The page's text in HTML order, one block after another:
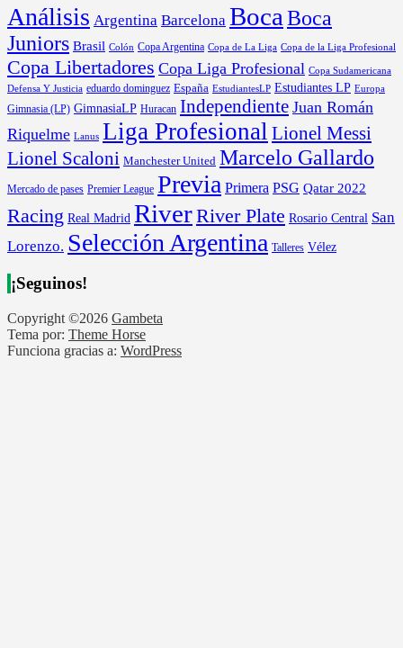
Análisis Argentina Barcelona Boca Boca
Juniors Brasil Colón Copa Argentina Copa de La Liga Copa de la Liga Profesional
Copa Libertadores Copa Liga Profesional Copa Sudamericana
Defensa Y Justicia eduardo dominguez España EstudiantesLP Estudiantes LP Europa
Gimnasia (LP) GimnasiaLP Huracan Independiente Juan Román
Riquelme Lanus Liga Profesional Lionel Messi
Lionel Scaloni Manchester United Marcelo Gallardo
Mercado de pases Premier League Previa Primera PSG Qatar 2022
Racing Real Madrid RiverRiver Plate Rosario Central San
Lorenzo. Selección Argentina Talleres Vélez
¡Seguinos!
Copyright ©2026 Gambeta
Tema por: Theme Horse
Funciona gracias a: WordPress